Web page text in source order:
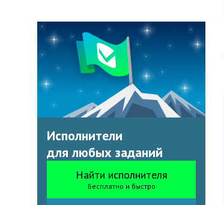
Исполнители
для любых заданий
Найти исполнителя
Бесплатно и быстро